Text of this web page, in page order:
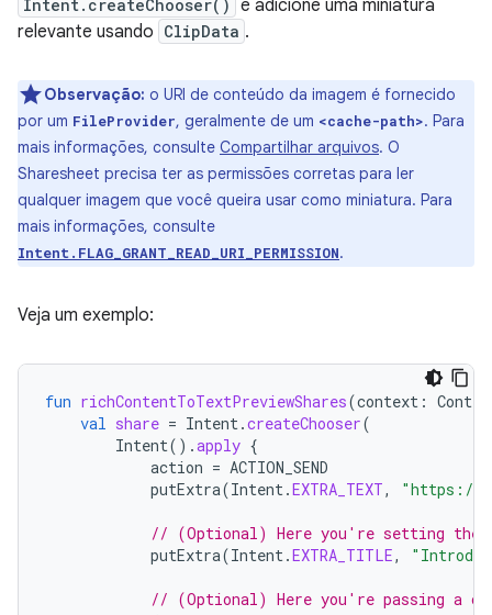
Intent.createChooser() e adicione uma miniatura
relevante usando ClipData .
Observação: o URI de conteúdo da imagem é fornecido
por um FileProvider, geralmente de um <cache-path>. Para
mais informações, consulte Compartilhar arquivos. O
Sharesheet precisa ter as permissões corretas para ler
qualquer imagem que você queira usar como miniatura. Para
mais informações, consulte
Intent.FLAG_GRANT_READ_URI_PERMISSION.
Veja um exemplo:
fun richContentToTextPreviewShares(context :
val share = Intent.createChooser(
Intent().apply {
action = ACTION_SEND
putExtra(Intent.EXTRA_TEXT, "https://
// (Optional) Here you're setting
putExtra(Intent.EXTRA_TITLE,
// (Optional) Here you're passing a